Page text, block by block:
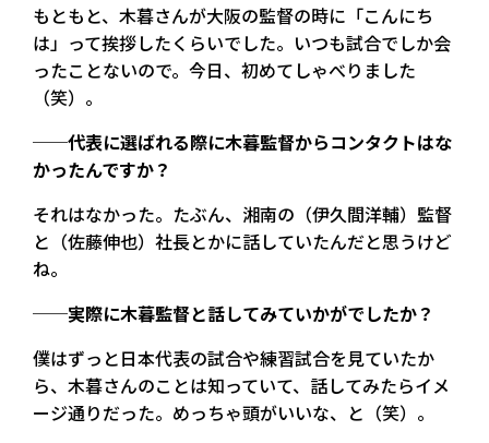
もともと、木暮さんが大阪の監督の時に「こんにち
は」って挨拶したくらいでした。いつも試合でしか会
ったことないので。今日、初めてしゃべりました
（笑）。
──代表に選ばれる際に木暮監督からコンタクトはな
かったんですか？
それはなかった。たぶん、湘南の（伊久間洋輔）監督
と（佐藤伸也）社長とかに話していたんだと思うけど
ね。
──実際に木暮監督と話してみていかがでしたか？
僕はずっと日本代表の試合や練習試合を見ていたか
ら、木暮さんのことは知っていて、話してみたらイメ
ージ通りだった。めっちゃ頭がいいな、と（笑）。